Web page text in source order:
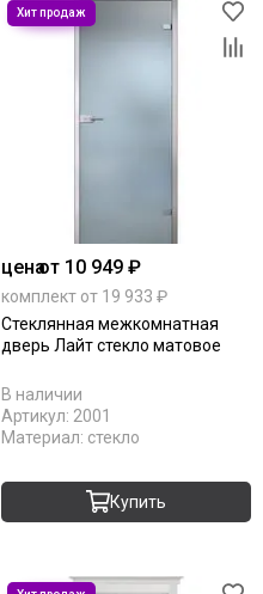
ценаот 10 949 ₽
комплект от 19 933 ₽
Стеклянная межкомнатная
дверь Лайт стекло матовое
В наличии
Артикул: 2001
Материал: стекло
Купить